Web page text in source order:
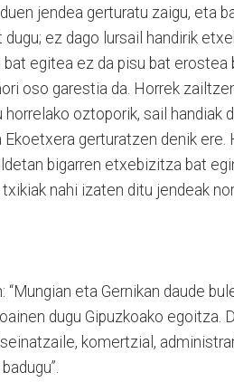
jendea gerturatu zaigu, eta
ez dago lursail handirik
egitea ez da pisu bat erostea
oso garestia da. Horrek
oztoporik, sail handiak
gerturatzen denik ere.
bigarren etxebizitza bat
nahi izaten ditu jendeak
eta Gernikan daude
dugu Gipuzkoako egoitza.
komertzial,